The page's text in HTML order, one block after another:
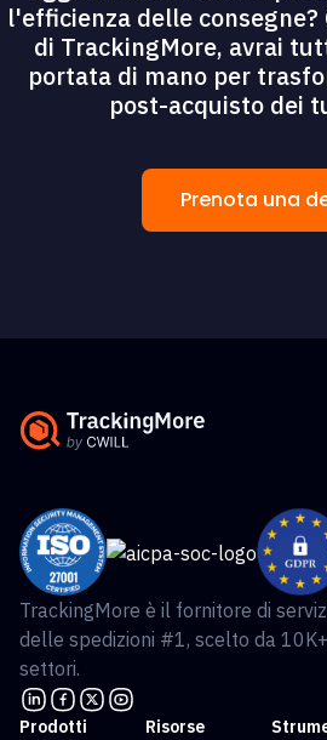
l'efficienza delle consegne?
di TrackingMore, avrai
portata di mano per
post-acquisto dei
Prenota una
TrackingMore è il fornitore di
delle spedizioni #1, scelto da
settori.
Prodotti
Risorse